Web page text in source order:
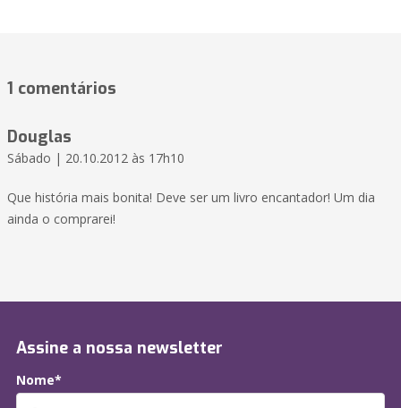
1 comentários
Douglas
Sábado | 20.10.2012 às 17h10
Que história mais bonita! Deve ser um livro encantador! Um dia
ainda o comprarei!
Assine a nossa newsletter
Nome*